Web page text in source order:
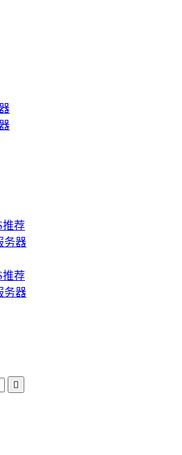
推荐
务器
推荐
务器
